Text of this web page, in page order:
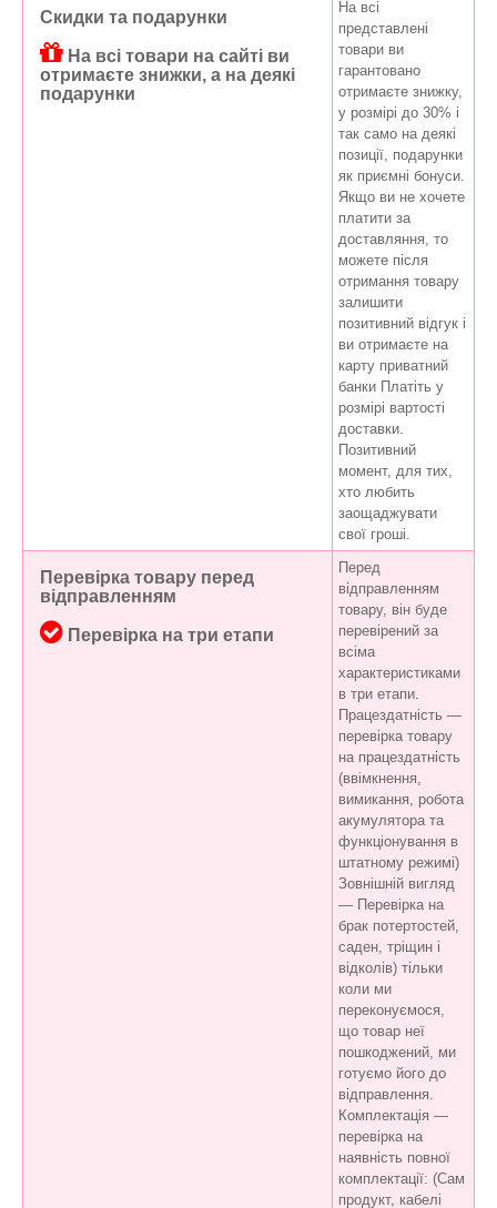
Скидки та подарунки
На всі товари на сайті ви
отримаєте знижки, а на деякі
подарунки
На всі
представлені
товари ви
гарантовано
отримаєте знижку,
у розмірі до 30% і
так само на деякі
позиції, подарунки
як приємні бонуси.
Якщо ви не хочете
платити за
доставляння, то
можете після
отримання товару
залишити
позитивний відгук і
ви отримаєте на
карту приватний
банки Платіть у
розмірі вартості
доставки.
Позитивний
момент, для тих,
хто любить
заощаджувати
свої гроші.
Перевірка товару перед
відправленням
Перевірка на три етапи
Перед
відправленням
товару, він буде
перевірений за
всіма
характеристиками
в три етапи.
Працездатність —
перевірка товару
на працездатність
(ввімкнення,
вимикання, робота
акумулятора та
функціонування в
штатному режимі)
Зовнішній вигляд
— Перевірка на
брак потертостей,
саден, тріщин і
відколів) тільки
коли ми
переконуємося,
що товар неї
пошкоджений, ми
готуємо його до
відправлення.
Комплектація —
перевірка на
наявність повної
комплектації: (Сам
продукт, кабелі